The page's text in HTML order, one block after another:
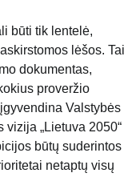
būti tik lentelė,
lėšos. Tai
dokumentas,
proveržio
Valstybės
vizija „Lietuva 2050“
būtų suderintos
netaptų visų